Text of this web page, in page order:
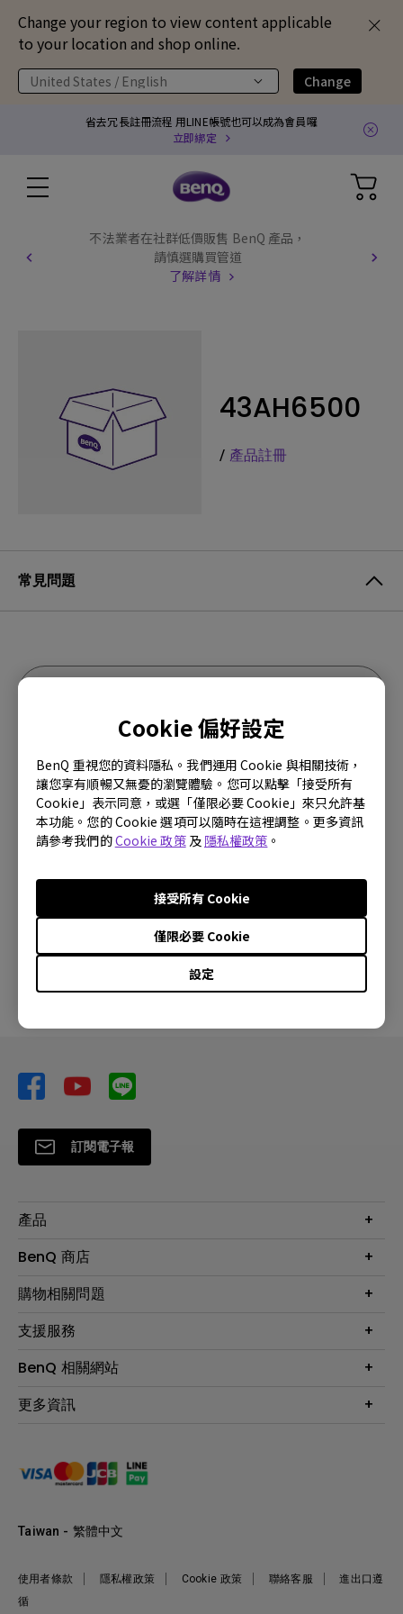
Change your region to view content applicable
to your location and shop online.
United States / English Change
Cookie 偏好設定
BenQ 重視您的資料隱私。我們運用 Cookie 與相關技術，
讓您享有順暢又無憂的瀏覽體驗。您可以點擊「接受所有
Cookie」表示同意，或選「僅限必要 Cookie」來只允許基
本功能。您的 Cookie 選項可以隨時在這裡調整。更多資訊
請參考我們的Cookie 政策及 隱私權政策 。
設定
僅限必要 Cookie
接受所有 Cookie
省去冗長註冊流程 用LINE帳號也可以成為會員囉
立即綁定
不法業者在社群低價販售 BenQ 產品，
請慎選購買管道
了解詳情
43AH6500
/ 產品註冊
常見問題
大尺吋機種自行裝機安裝注意事項。(適用機種：46
使用一段時間後，畫面會有殘影(Ex. 使用4:3畫面一
段時間恢復全畫面後，有兩條線烙在畫面上)｜大型
液晶
訂閱電子報
產品
大型液晶
投影機
智慧照明
專業拍物視訊鏡頭
BenQ 商店
最新產品與活動
尋找銷售據點
會員綁定LINE教學
購物相關問題
第一次購物就上手
延長保固購買
贈品兌換網站首頁
支援服務
服務公告
保固條例
手冊與軟體下載
產品常見問題
BenQ 相關網站
專業商用解決方案
BenQ 大娛樂家
更多資訊
永續發展
產品碳足跡報告
明基基金會
使用者條款
隱私權政策 Cookie 政策 聯絡客服
進出口遵
循
Taiwan - 繁體中文